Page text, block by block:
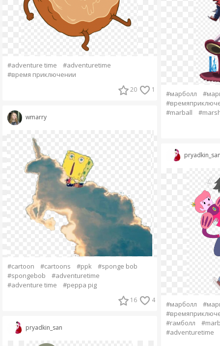
#adventure time
#adventuretime
#время приключении
20 1
wmarry
#cartoon #cartoons #ppk
#sponge bob
#spongebob
#adventuretime
#adventure time
#peppa pig
16 4
pryadkin_san
#марболл
#marball
#марболл
#гамболл
#adventuretime